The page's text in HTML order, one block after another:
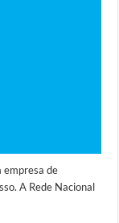
empresa de
A Rede Nacional